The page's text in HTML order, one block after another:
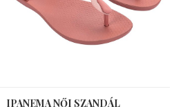
IPANEMA NŐI SZANDÁL